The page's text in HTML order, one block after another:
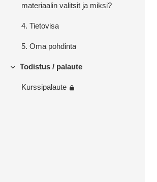
materiaalin valitsit ja miksi?
4. Tietovisa
5. Oma pohdinta
Tiivistä
Todistus / palaute
Kurssipalaute